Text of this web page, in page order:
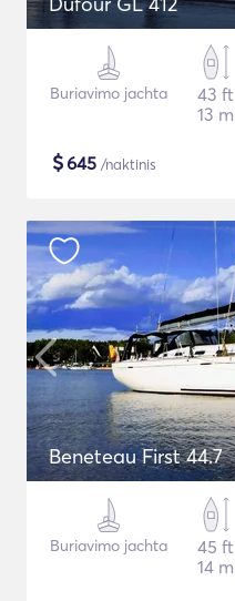
Buriavimo jachta
43 ft
13 m
$645 /naktinis
Beneteau First 44.7
Buriavimo jachta
45 ft
14 m